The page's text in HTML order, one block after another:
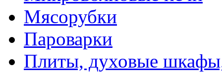
Мясорубки
Пароварки
Плиты, духовые